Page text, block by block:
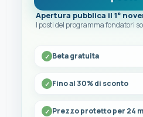
Apertura pubblica il 1°
I posti del programma fondatori
Beta gratuita
Fino al 30% di sconto
Prezzo protetto per 24